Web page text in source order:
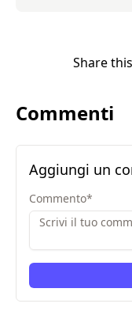
Share
Commenti
Aggiungi un
Commento*